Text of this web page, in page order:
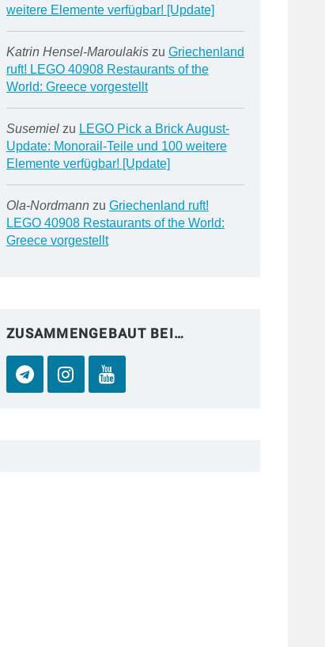
weitere Elemente verfügbar! [Update]
Katrin Hensel-Maroulakiszu Griechenland
ruft! LEGO 40908 Restaurants of the
World: Greece vorgestellt
Susemielzu LEGO Pick a Brick August-
Update: Monorail-Teile und 100 weitere
Elemente verfügbar! [Update]
Ola-Nordmannzu Griechenland ruft!
LEGO 40908 Restaurants of the World:
Greece vorgestellt
ZUSAMMENGEBAUT BEI…